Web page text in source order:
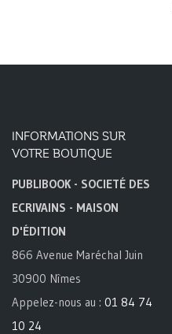
INFORMATIONS SUR
VOTRE BOUTIQUE
PUBLIBOOK - SOCIETÉ DES
ECRIVAINS - MAISON
D'ÉDITION
866 Avenue Maréchal Juin
30900 Nîmes
Appelez-nous au : 01 84 74
10 24